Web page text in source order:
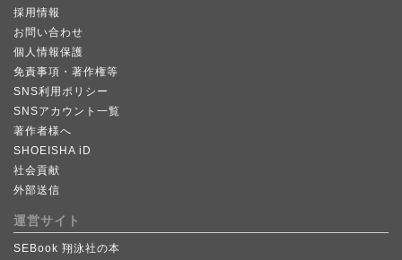
採用情報
お問い合わせ
個人情報保護
免責事項・著作権等
SNS利用ポリシー
SNSアカウント一覧
著作者様へ
SHOEISHA iD
社会貢献
外部送信
運営サイト
SEBook 翔泳社の本